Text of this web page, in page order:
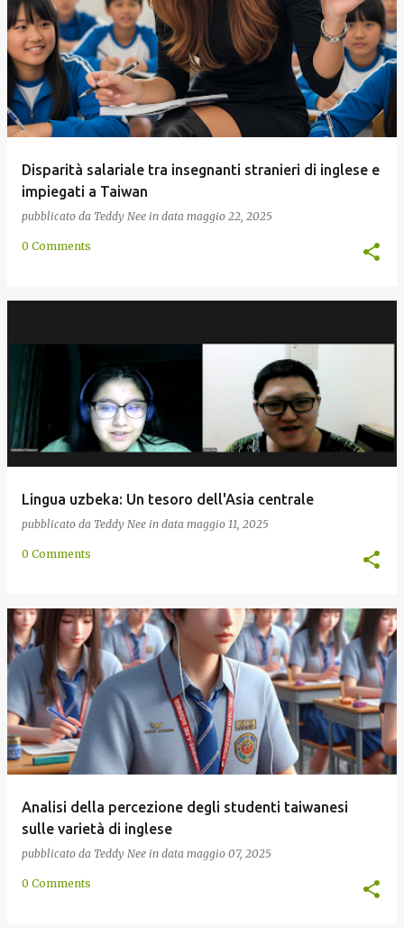
Disparità salariale tra insegnanti stranieri di inglese e
impiegati a Taiwan
pubblicato da Teddy Nee in data maggio 22, 2025
0 Comments
Lingua uzbeka: Un tesoro dell'Asia centrale
pubblicato da Teddy Nee in data maggio 11, 2025
0 Comments
Analisi della percezione degli studenti taiwanesi
sulle varietà di inglese
pubblicato da Teddy Nee in data maggio 07, 2025
0 Comments